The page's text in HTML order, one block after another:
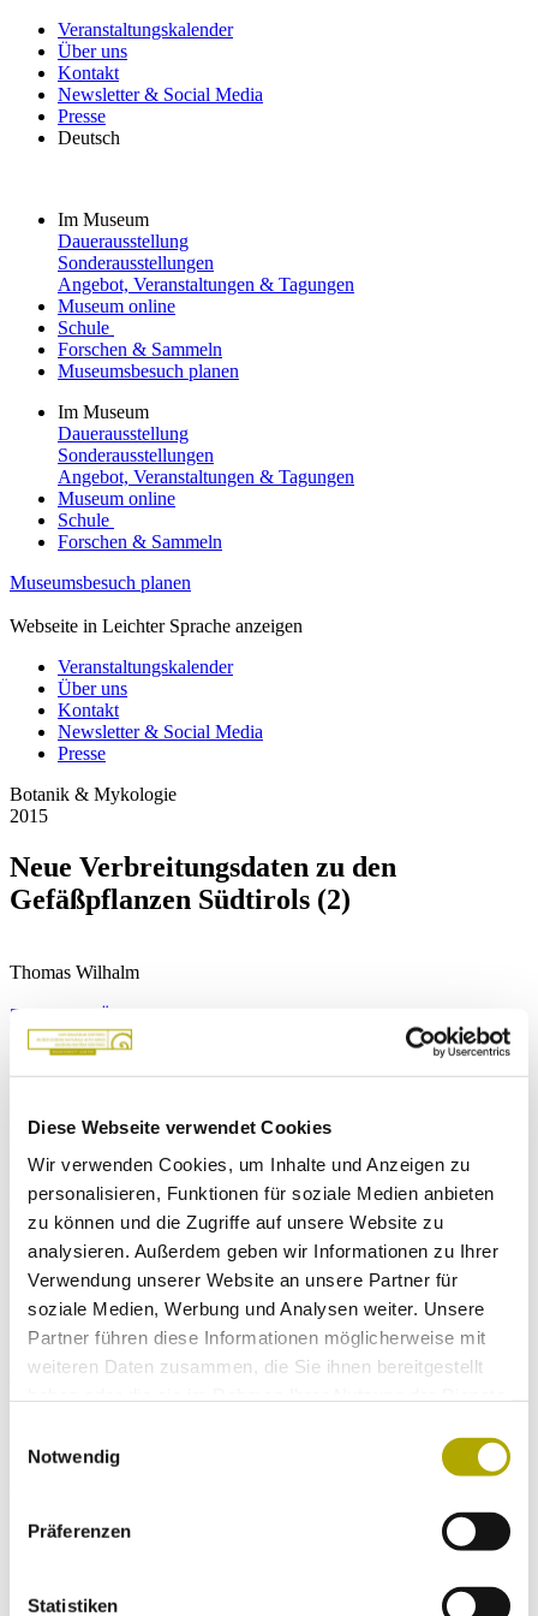
Diese Webseite verwendet Cookies
Wir verwenden Cookies, um Inhalte und Anzeigen zu
personalisieren, Funktionen für soziale Medien anbieten
zu können und die Zugriffe auf unsere Website zu
analysieren. Außerdem geben wir Informationen zu Ihrer
Verwendung unserer Website an unsere Partner für
soziale Medien, Werbung und Analysen weiter. Unsere
Partner führen diese Informationen möglicherweise mit
weiteren Daten zusammen, die Sie ihnen bereitgestellt
Notwendig
Präferenzen
Statistiken
Veranstaltungskalender
Über uns
Kontakt
Newsletter & Social Media
Presse
Deutsch
Im Museum
Dauerausstellung
Sonderausstellungen
Angebot, Veranstaltungen & Tagungen
Museum online
Schule
Forschen & Sammeln
Museumsbesuch planen
Im Museum
Dauerausstellung
Sonderausstellungen
Angebot, Veranstaltungen & Tagungen
Museum online
Schule
Forschen & Sammeln
Museumsbesuch planen
Webseite in Leichter Sprache anzeigen
Veranstaltungskalender
Über uns
Kontakt
Newsletter & Social Media
Presse
Botanik & Mykologie
2015
Neue Verbreitungsdaten zu den
Gefäßpflanzen Südtirols (2)
Thomas Wilhalm
Zurück zur Übersicht
Abstract
In the first issue of this series (2010), new distributional data of
second issue includes Draba stylaris, Melica transsilvanica,
europaea, Veronica dillenii, and Vicia tetrasperma. The new data,
mainly resulting from the ongoing floristic mapping, are discussed
by comparing them with the hitherto known data from the literature.
Downloads
Gredleriana | vol. 15/2015 25
Einmal im Monat versenden wir einen Newsletter mit den aktuellen
Wähle die Newsletter aus, für die du dich